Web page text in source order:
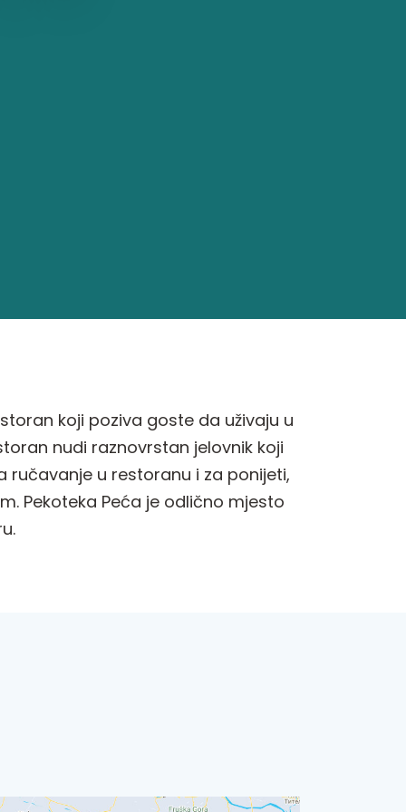
koji poziva goste da uživaju u
nudi raznovrstan jelovnik koji
ručavanje u restoranu i za ponijeti,
Pekoteka Peća je odlično mjesto